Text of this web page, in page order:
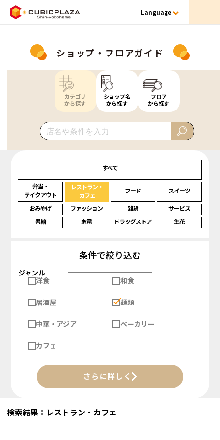
Language
ショップ・フロアガイド
カテゴリ
から探す
ショップ名
から探す
フロア
から探す
すべて
弁当・
テイクアウト
レストラン・
カフェ
フード スイーツ
おみやげ ファッション 雑貨
サービス
書籍
家電 ドラッグストア 生花
条件で絞り込む
ジャンル
洋食
和食
居酒屋 麺類
中華・アジア ベーカリー
カフェ
さらに詳しく
検索結果：レストラン・カフェ